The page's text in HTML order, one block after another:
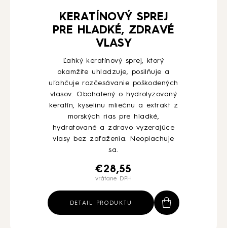
KERATÍNOVÝ SPREJ
PRE HLADKÉ, ZDRAVÉ
VLASY
Ľahký keratínový sprej, ktorý
okamžite uhladzuje, posilňuje a
uľahčuje rozčesávanie poškodených
vlasov. Obohatený o hydrolyzovaný
keratín, kyselinu mliečnu a extrakt z
morských rias pre hladké,
hydratované a zdravo vyzerajúce
vlasy bez zaťaženia. Neoplachuje
sa.
€28,55
vrátane DPH
DETAIL PRODUKTU